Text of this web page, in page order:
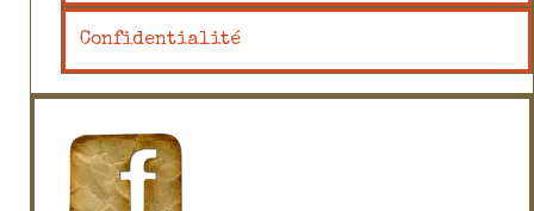
Confidentialité